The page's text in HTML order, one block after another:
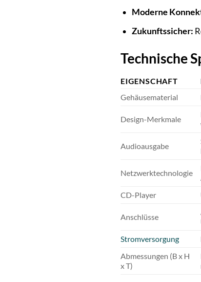
Moderne
Zukunftssicher:
Technische
EIGENSCHAFT
Gehäusematerial
Design-Merkmale
Audioausgabe
Netzwerktechnologie
CD-Player
Anschlüsse
Stromversorgung
Abmessungen (B x H
x T)